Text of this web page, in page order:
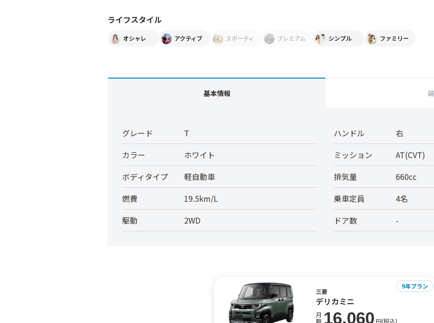
ライフスタイル
オシャレ アクティブ スポーティ プレミアム シンプル ファミリー
基本情報
グレード
T
カラー
ホワイト
ボディタイプ
軽自動車
燃費
19.5km/L
駆動
2WD
ハンドル
右
ミッション
AT(CVT)
排気量
660cc
乗車定員
4名
ドア数
-
三菱
デリカミニ
月
額 16,060 円(税込)
9年プラン